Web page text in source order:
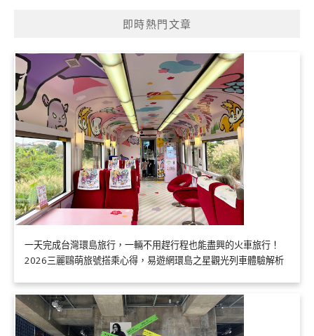
即時熱門文章
一天完成台灣環島旅行，一輛不用趕行程也能盡興的火車旅行！
2026三麗鷗萌旅號搭乘心得，易遊網環島之星觀光列車體驗解析